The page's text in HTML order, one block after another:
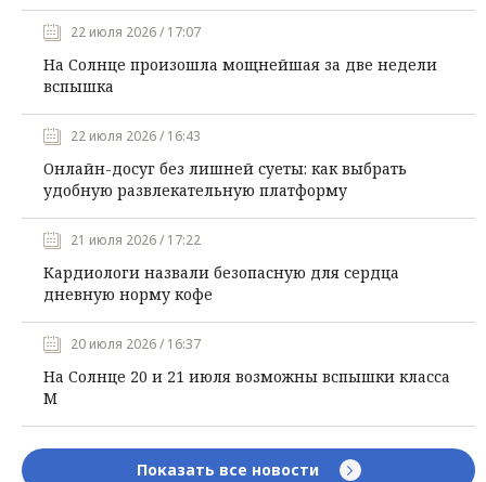
22 июля 2026 / 17:07
На Солнце произошла мощнейшая за две недели
вспышка
22 июля 2026 / 16:43
Онлайн-досуг без лишней суеты: как выбрать
удобную развлекательную платформу
21 июля 2026 / 17:22
Кардиологи назвали безопасную для сердца
дневную норму кофе
20 июля 2026 / 16:37
На Солнце 20 и 21 июля возможны вспышки класса
М
Показать все новости